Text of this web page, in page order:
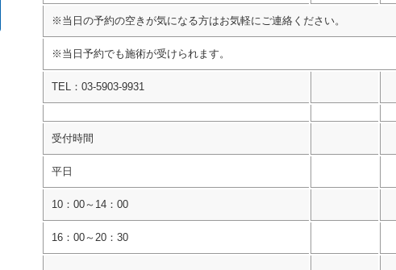
※当日の予約の空きが気になる方はお気軽にご連絡ください。
※当日予約でも施術が受けられます。
TEL：03-5903-9931
受付時間
平日
10：00～14：00
16：00～20：30